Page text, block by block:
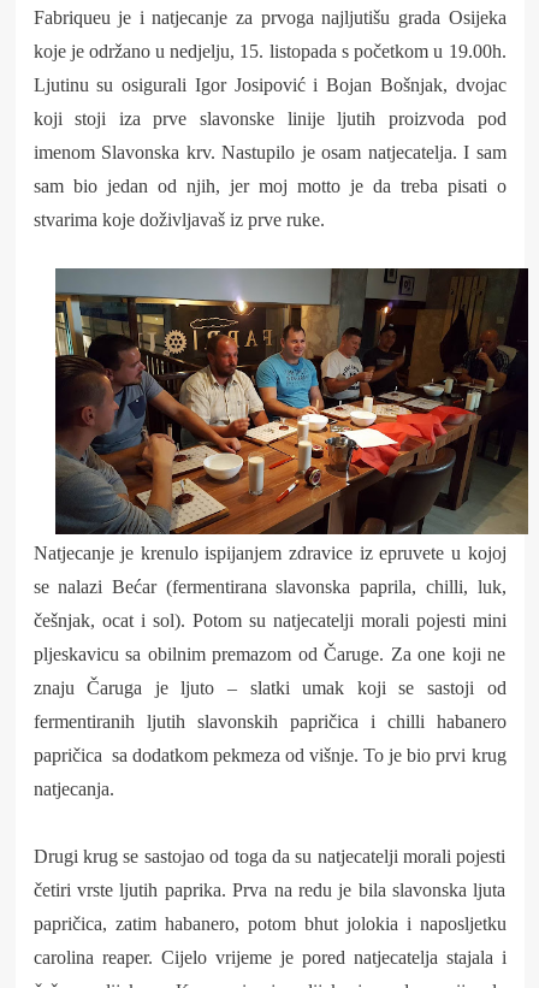
Fabriqueu je i natjecanje za prvoga najljutišu grada Osijeka
koje je održano u nedjelju, 15. listopada s početkom u 19.00h.
Ljutinu su osigurali Igor Josipović i Bojan Bošnjak, dvojac
koji stoji iza prve slavonske linije ljutih proizvoda pod
imenom Slavonska krv. Nastupilo je osam natjecatelja. I sam
sam bio jedan od njih, jer moj motto je da treba pisati o
stvarima koje doživljavaš iz prve ruke.
Natjecanje je krenulo ispijanjem zdravice iz epruvete u kojoj
se nalazi Bećar (fermentirana slavonska paprila, chilli, luk,
češnjak, ocat i sol). Potom su natjecatelji morali pojesti mini
pljeskavicu sa obilnim premazom od Čaruge. Za one koji ne
znaju Čaruga je ljuto – slatki umak koji se sastoji od
fermentiranih ljutih slavonskih papričica i chilli habanero
papričica sa dodatkom pekmeza od višnje. To je bio prvi krug
natjecanja.
Drugi krug se sastojao od toga da su natjecatelji morali pojesti
četiri vrste ljutih paprika. Prva na redu je bila slavonska ljuta
papričica, zatim habanero, potom bhut jolokia i naposljetku
carolina reaper. Cijelo vrijeme je pored natjecatelja stajala i